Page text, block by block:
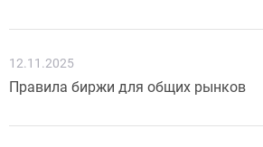
12.11.2025
Правила биржи для общих рынков